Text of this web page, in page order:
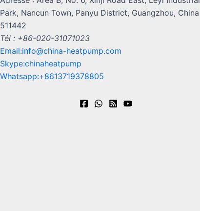
Park, Nancun Town, Panyu District, Guangzhou, China
511442
Tél : +86-020-31071023
Email:info@china-heatpump.com
Skype:chinaheatpump
Whatsapp:+8613719378805